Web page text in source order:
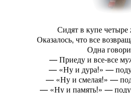
Сидят в купе
Оказалось, что все
Одна
— Приеду и все-все
— «Ну и дура!» —
— «Ну и смелая!» —
— «Ну и память!» —